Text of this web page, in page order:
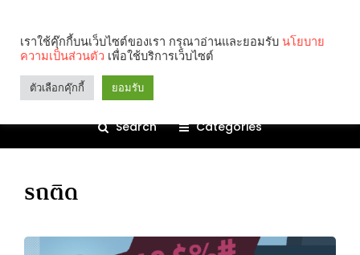
Search Categories
รถติด
เราใช้คุ๊กกี้บนเว็บไซต์ของเรา กรุณาอ่านและยอมรับ นโยบาย
ความเป็นส่วนตัว เพื่อใช้บริการเว็บไซต์
ตัวเลือกคุ๊กกี้ ยอมรับ